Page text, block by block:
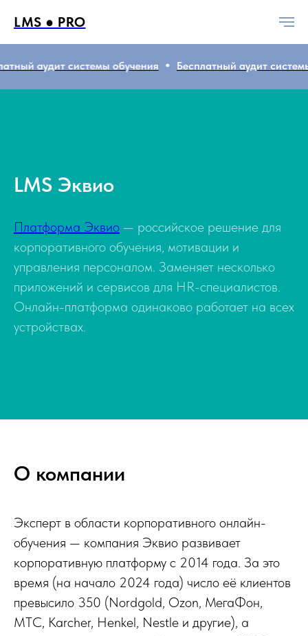
LMS ● PRO
системы обучения Бесплатный аудит системы
LMS Эквио
Платформа Эквио — российское решение для
корпоративного обучения, мотивации и
управления персоналом. Заменяет несколько
приложений и сервисов для HR-специалистов.
Онлайн-платформа одинаково работает на всех
устройствах.
О компании
Эксперт в области корпоративного онлайн-
обучения — компания Эквио развивает
корпоративную платформу с 2014 года. За это
время (на начало 2024 года) число её клиентов
превысило 350 (Nordgold, Ozon, МегаФон,
МТС, Karcher, Henkel, Nestle и другие), а